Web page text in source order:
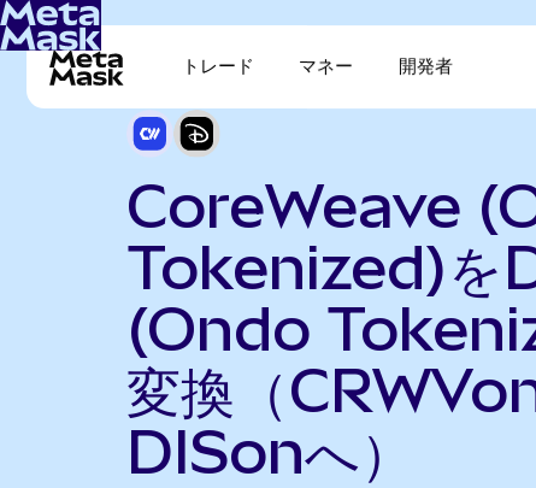
トレード マネー 開発者
CoreWeave
Tokenized)を
(Ondo
変換（
DISonへ）